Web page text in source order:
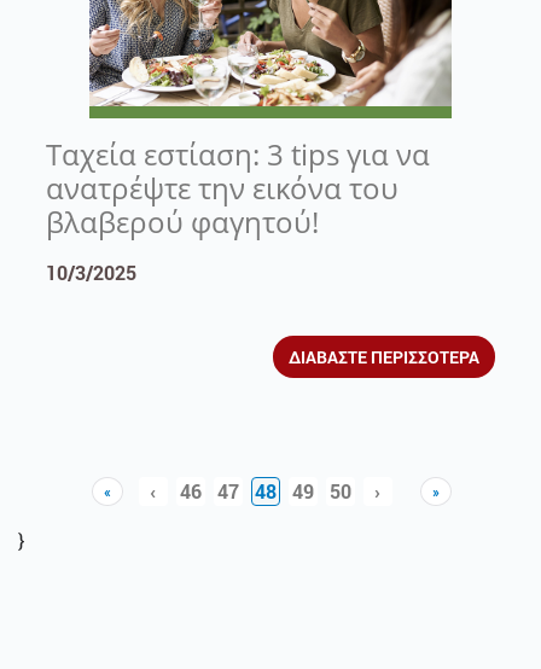
Ταχεία εστίαση: 3 tips για να
ανατρέψτε την εικόνα του
βλαβερού φαγητού!
10/3/2025
ΔΙΑΒΑΣΤΕ ΠΕΡΙΣΣΟΤΕΡΑ
«Previous‹Previous
46 47 48 49 50 ›Next »Next
}